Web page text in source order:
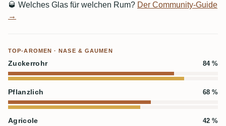
🥃 Welches Glas für welchen Rum? Der Community-Guide
→
TOP-AROMEN · NASE & GAUMEN
Zuckerrohr 84 %
Pflanzlich 68 %
Agricole 42 %